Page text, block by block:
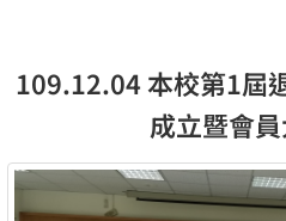
109.12.04 本校第1屆
成立暨會